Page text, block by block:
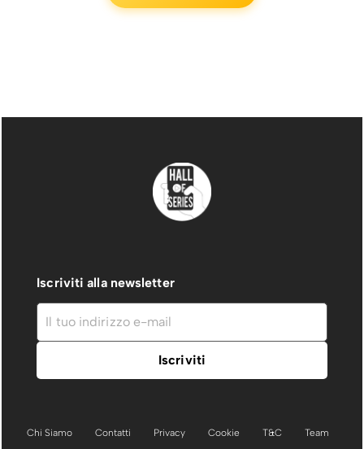
Iscriviti alla newsletter
Chi Siamo Contatti Privacy Cookie T&C
Team